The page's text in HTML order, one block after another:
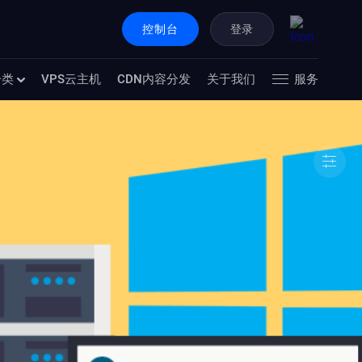
控制台 登录
VPS云主机 CDN内容分发 关于我们 服务